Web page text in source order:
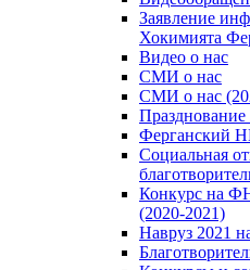
Заявление
Хокимията
Видео о нас
СМИ о нас
СМИ о нас
Ферганский
Социальная
Конкурс на
(2020-2021)
Навруз 2021